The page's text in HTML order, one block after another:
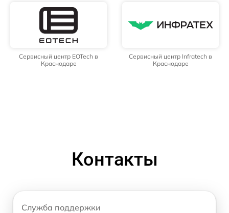
Сервисный центр EOTech в
Краснодаре
Сервисный центр Infratech в
Краснодаре
Контакты
Служба поддержки